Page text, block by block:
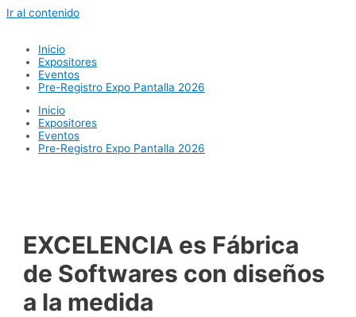
Ir al contenido
Inicio
Expositores
Eventos
Pre-Registro Expo Pantalla 2026
Inicio
Expositores
Eventos
Pre-Registro Expo Pantalla 2026
EXCELENCIA es Fábrica
de Softwares con diseños
a la medida